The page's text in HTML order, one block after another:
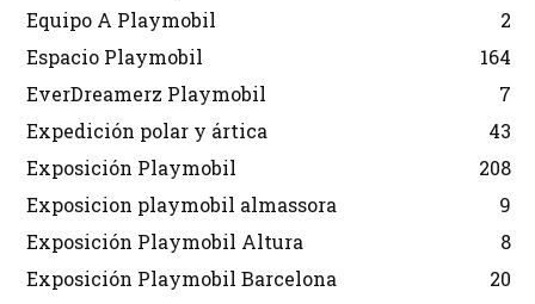
Equipo A Playmobil
2
Espacio Playmobil
164
EverDreamerz Playmobil
7
Expedición polar y ártica
43
Exposición Playmobil
208
Exposicion playmobil almassora
9
Exposición Playmobil Altura
8
Exposición Playmobil Barcelona
20